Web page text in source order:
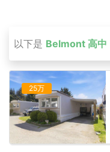
以下是 Belmont 高中
25万